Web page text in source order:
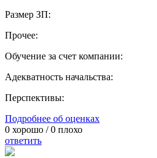
Размер ЗП:
Прочее:
Обучение за счет компании:
Адекватность начальства:
Перспективы:
Подробнее об оценках
0 хорошо /0 плохо
ответить